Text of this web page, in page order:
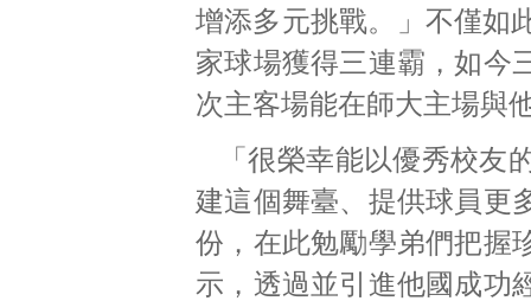
增添多元挑戰。」不僅如
家球場獲得三連霸，如今
次主客場能在師大主場與
「很榮幸能以優秀校
建這個舞臺、提供球員更
份，在此勉勵學弟們把握
示，透過並引進他國成功